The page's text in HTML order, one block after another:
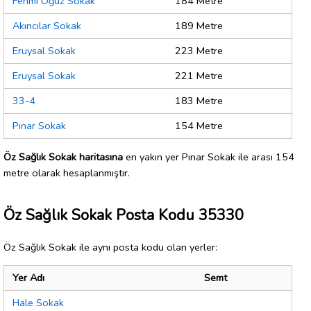
Akıncılar Sokak
189 Metre
Eruysal Sokak
223 Metre
Eruysal Sokak
221 Metre
33-4
183 Metre
Pınar Sokak
154 Metre
Öz Sağlık Sokak haritasına en yakın yer Pınar Sokak ile arası 154
metre olarak hesaplanmıştır.
Öz Sağlık Sokak Posta Kodu 35330
Öz Sağlık Sokak ile aynı posta kodu olan yerler:
Yer Adı
Semt
Hale Sokak